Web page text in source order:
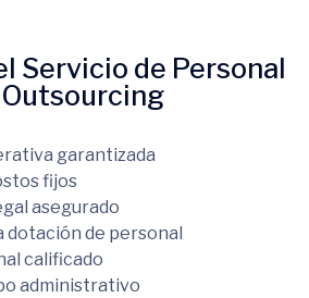
Servicio de Personal
garantizada
fijos
asegurado
dotación de personal
calificado
administrativo